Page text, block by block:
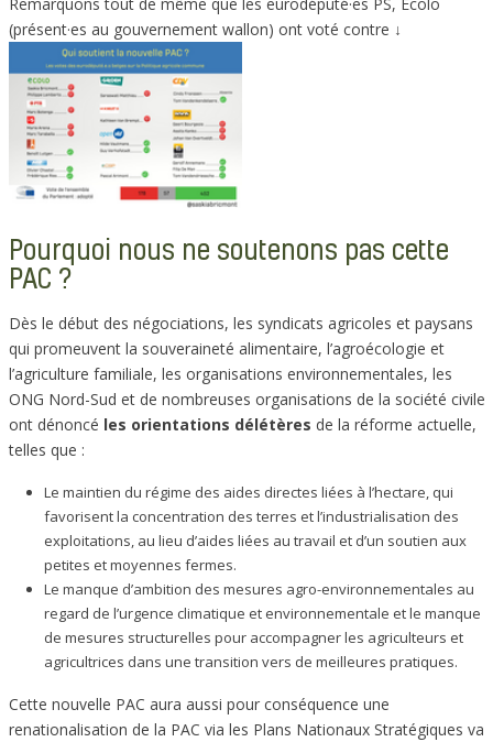
(présent·es au gouvernement wallon) ont voté contre ↓
Pourquoi nous ne soutenons pas cette
PAC ?
Dès le début des négociations, les syndicats agricoles et paysans
qui promeuvent la souveraineté alimentaire, l’agroécologie et
l’agriculture familiale, les organisations environnementales, les
ONG Nord-Sud et de nombreuses organisations de la société civile
ont dénoncé les orientations délétères de la réforme actuelle,
telles que :
Le maintien du régime des aides directes liées à l’hectare, qui
favorisent la concentration des terres et l’industrialisation des
exploitations, au lieu d’aides liées au travail et d’un soutien aux
petites et moyennes fermes.
Le manque d’ambition des mesures agro-environnementales au
regard de l’urgence climatique et environnementale et le manque
de mesures structurelles pour accompagner les agriculteurs et
agricultrices dans une transition vers de meilleures pratiques.
Cette nouvelle PAC aura aussi pour conséquence une
renationalisation de la PAC via les Plans Nationaux Stratégiques va